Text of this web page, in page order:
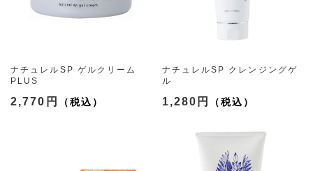
ナチュレルSP ゲルクリーム
PLUS
2,770円
ナチュレルSP クレンジングゲ
ル
1,280円